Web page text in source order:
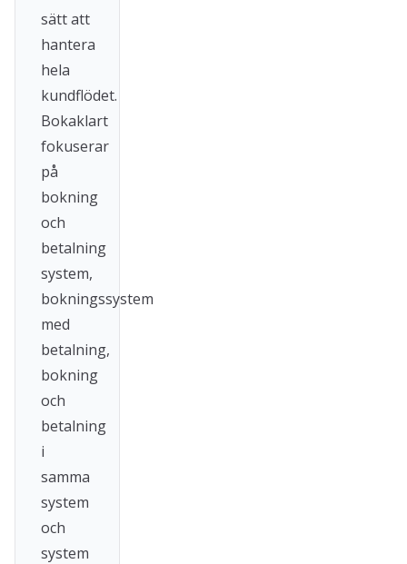
sätt att
hantera
hela
kundflödet.
Bokaklart
fokuserar
på
bokning
och
betalning
system,
bokningssystem
med
betalning,
bokning
och
betalning
i
samma
system
och
system